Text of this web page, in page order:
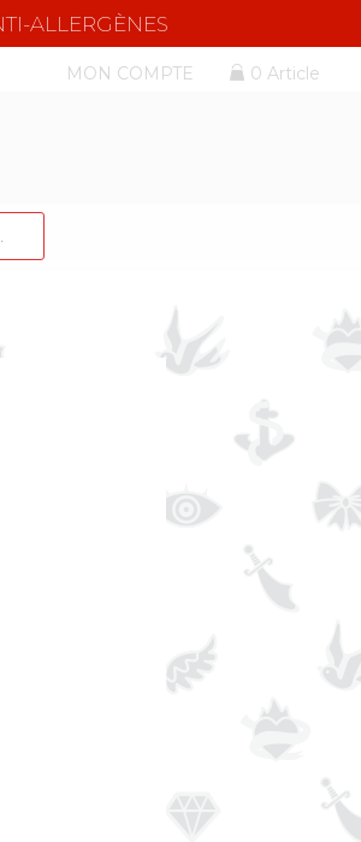
ALLERGÈNES
MON COMPTE 0 Article